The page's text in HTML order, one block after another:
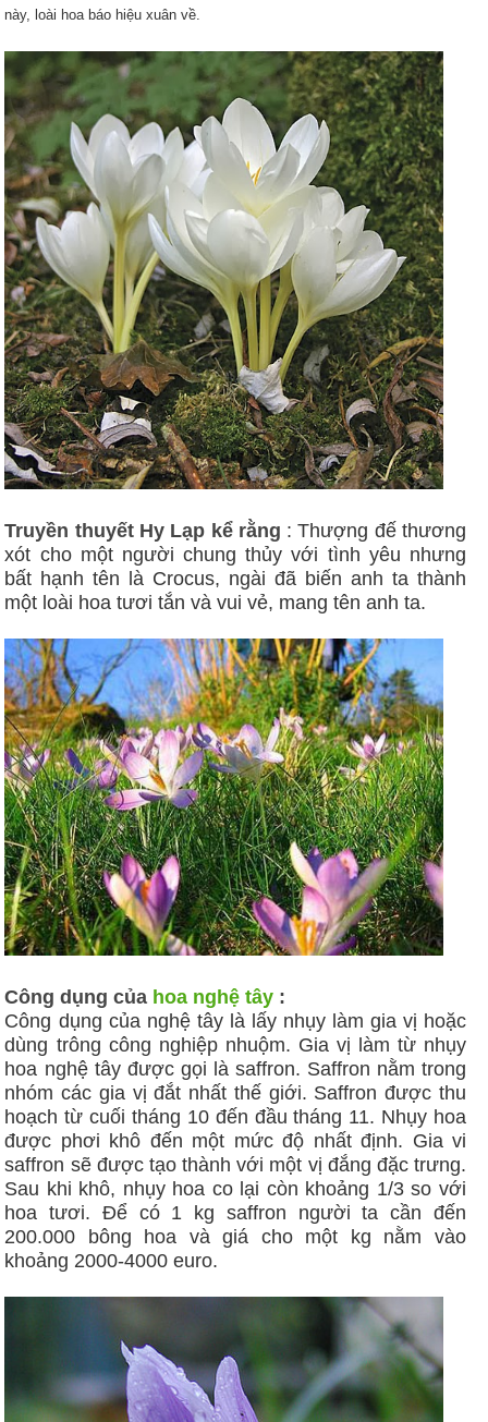
này, loài hoa báo hiệu xuân về.
Truyền thuyết Hy Lạp kể rằng : Thượng đế thương
xót cho một người chung thủy với tình yêu nhưng
bất hạnh tên là Crocus, ngài đã biến anh ta thành
một loài hoa tươi tắn và vui vẻ, mang tên anh ta.
Công dụng của hoa nghệ tây :
Công dụng của nghệ tây là lấy nhụy làm gia vị hoặc
dùng trông công nghiệp nhuộm. Gia vị làm từ nhụy
hoa nghệ tây được gọi là saffron. Saffron nằm trong
nhóm các gia vị đắt nhất thế giới. Saffron được thu
hoạch từ cuối tháng 10 đến đầu tháng 11. Nhụy hoa
được phơi khô đến một mức độ nhất định. Gia vi
saffron sẽ được tạo thành với một vị đắng đặc trưng.
Sau khi khô, nhụy hoa co lại còn khoảng 1/3 so với
hoa tươi. Để có 1 kg saffron người ta cần đến
200.000 bông hoa và giá cho một kg nằm vào
khoảng 2000-4000 euro.